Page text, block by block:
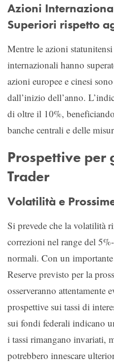
Azioni
Superiori rispetto
Mentre le azioni
internazionali hanno
azioni europee e cinesi
dall’inizio dell’anno.
di oltre il 10%,
banche centrali e delle
Prospettive per
Trader
Volatilità e
Si prevede che la volatilità
correzioni nel range del
normali. Con un
Reserve previsto per la
osserveranno attentamente
prospettive sui tassi di
sui fondi federali indicano
i tassi rimangano invariati,
potrebbero innescare